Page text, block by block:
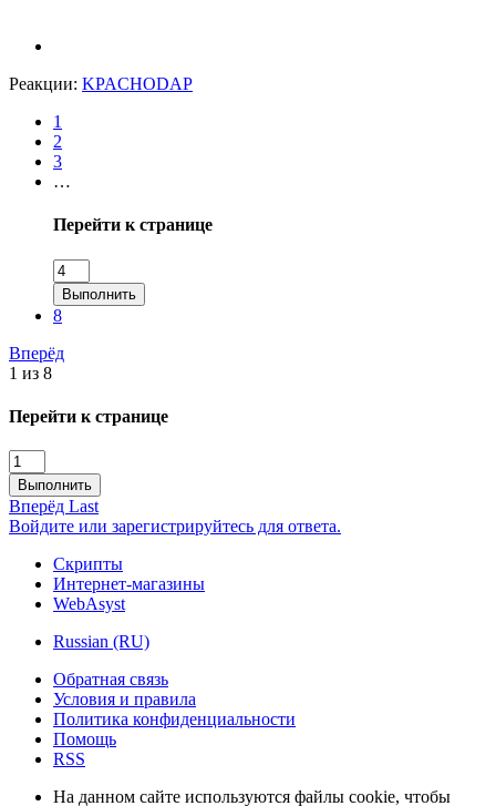
Реакции: KPACHODAP
1
2
3
…
Перейти к странице
Выполнить
8
Вперёд
1 из 8
Перейти к странице
Выполнить
Вперёд Last
Войдите или зарегистрируйтесь для ответа.
Скрипты
Интернет-магазины
WebAsyst
Russian (RU)
Обратная связь
Условия и правила
Политика конфиденциальности
Помощь
RSS
На данном сайте используются файлы cookie, чтобы